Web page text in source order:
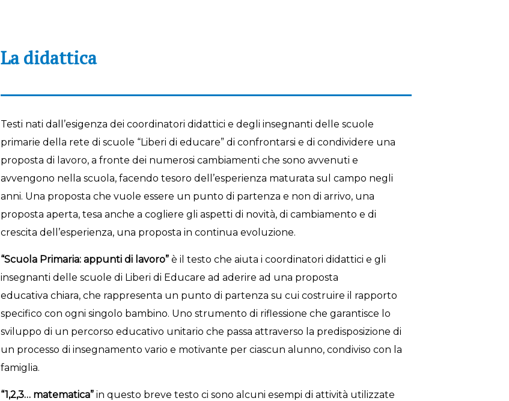
La didattica
Testi nati dall’esigenza dei coordinatori didattici e degli insegnanti delle scuole
primarie della rete di scuole “Liberi di educare” di confrontarsi e di condividere una
proposta di lavoro, a fronte dei numerosi cambiamenti che sono avvenuti e
avvengono nella scuola, facendo tesoro dell’esperienza maturata sul campo negli
anni. Una proposta che vuole essere un punto di partenza e non di arrivo, una
proposta aperta, tesa anche a cogliere gli aspetti di novità, di cambiamento e di
crescita dell’esperienza, una proposta in continua evoluzione.
“Scuola Primaria: appunti di lavoro”è il testo che aiuta i coordinatori didattici e gli
insegnanti delle scuole di Liberi di Educare ad aderire ad una proposta
educativa chiara, che rappresenta un punto di partenza su cui costruire il rapporto
specifico con ogni singolo bambino. Uno strumento di riflessione che garantisce lo
sviluppo di un percorso educativo unitario che passa attraverso la predisposizione di
un processo di insegnamento vario e motivante per ciascun alunno, condiviso con la
famiglia.
“1,2,3… matematica”in questo breve testo ci sono alcuni esempi di attività utilizzate